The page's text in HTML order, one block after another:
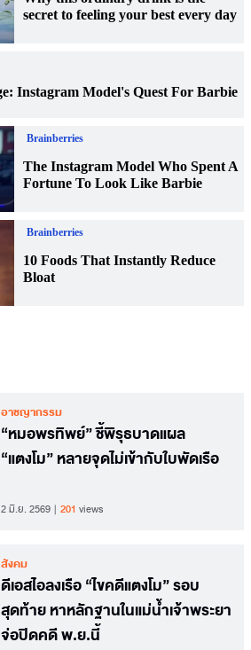
อาชญากรรม
“หมอพรทิพย์” ชี้พิรุธบาดแผล
“แตงโม” หลายจุดไม่เข้ากับใบพัดเรือ
2 มิ.ย. 2569 201 views
สังคม
ดีเอสไอลงเรือ “ไขคดีแตงโม” รอบ
สุดท้าย หาหลักฐานในแม่น้ำเจ้าพระยา
จ่อปิดคดี พ.ย.นี้